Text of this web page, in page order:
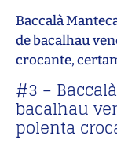
Baccalà
de bacalhau
crocante,
#3 –
bacalhau
polenta